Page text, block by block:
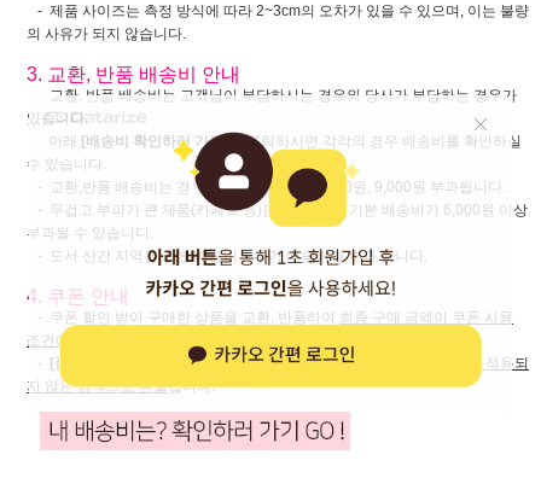
- 제품 사이즈는 측정 방식에 따라 2~3cm의 오차가 있을 수 있으며, 이는 불량
의 사유가 되지 않습니다.
3. 교환, 반품 배송비 안내
- 교환, 반품 배송비는 고객님이 부담하시는 경우와 당사가 부담하는 경우가
있습니다.
아래 [배송비 확인하러 가기]
를 클릭하시면 각각의 경우 배송비를 확인하실
수 있습니다.
- 교환,반품 배송비는 경우에 따라 3,000원, 6,000원, 9,000원 부과됩니다.
- 무겁고 부피가 큰 제품(카페트 등)은 교환, 반품 기본 배송비가 6,000원 이상
부과될 수 있습니다.
- 도서 산간 지역은 기본 배송비 + 추가 배송비가 부과 됩니다.
4. 쿠폰 안내
- 쿠폰 할인 받아 구매한 상품을 교환, 반품하여 최종 구매 금액이 쿠폰 사용
조건에 부족할 경우
- [품절 취소] 및 [하자 반품]시에도 쿠폰 사용 조건 미달시 쿠폰 할인이 적용되
지 않은 금액으로 환불됩니다.